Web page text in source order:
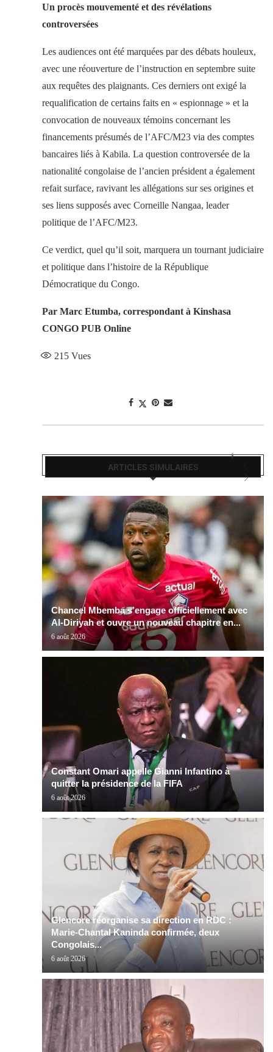
Un procès mouvementé et des révélations
controversées
Les audiences ont été marquées par des débats houleux,
avec une réouverture de l’instruction en septembre suite
aux requêtes des plaignants. Ces derniers ont exigé la
requalification de certains faits en « espionnage » et la
convocation de nouveaux témoins concernant les
financements présumés de l’AFC/M23 via des comptes
bancaires liés à Kabila. La question controversée de la
nationalité congolaise de l’ancien président a également
refait surface, ravivant les allégations sur ses origines et
ses liens supposés avec Corneille Nangaa, leader
politique de l’AFC/M23.
Ce verdict, quel qu’il soit, marquera un tournant judiciaire
et politique dans l’histoire de la République
Démocratique du Congo.
Par Marc Etumba, correspondant à Kinshasa
CONGO PUB Online
215 Vues
ARTICLES SIMULAIRES
Chancel Mbemba s’engage officiellement avec
Al-Diriyah et ouvre un nouveau chapitre en...
6 août 2026
Constant Omari appelle Gianni Infantino à
quitter la présidence de la FIFA
6 août 2026
Glencore réorganise sa direction en RDC :
Marie-Chantal Kaninda confirmée, deux
Congolais...
6 août 2026